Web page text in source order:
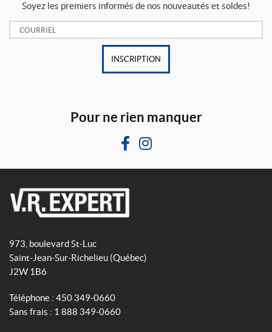
Soyez les premiers informés de nos nouveautés et soldes!
Courriel:
INSCRIPTION
Pour ne rien manquer
F
e
I
R
E
x
p
e
r
t
973, boulevard St-Luc
Saint-Jean-Sur-Richelieu (Québec)
J2W 1B6
Téléphone : 450 349-0660
Sans frais : 1 888 349-0660